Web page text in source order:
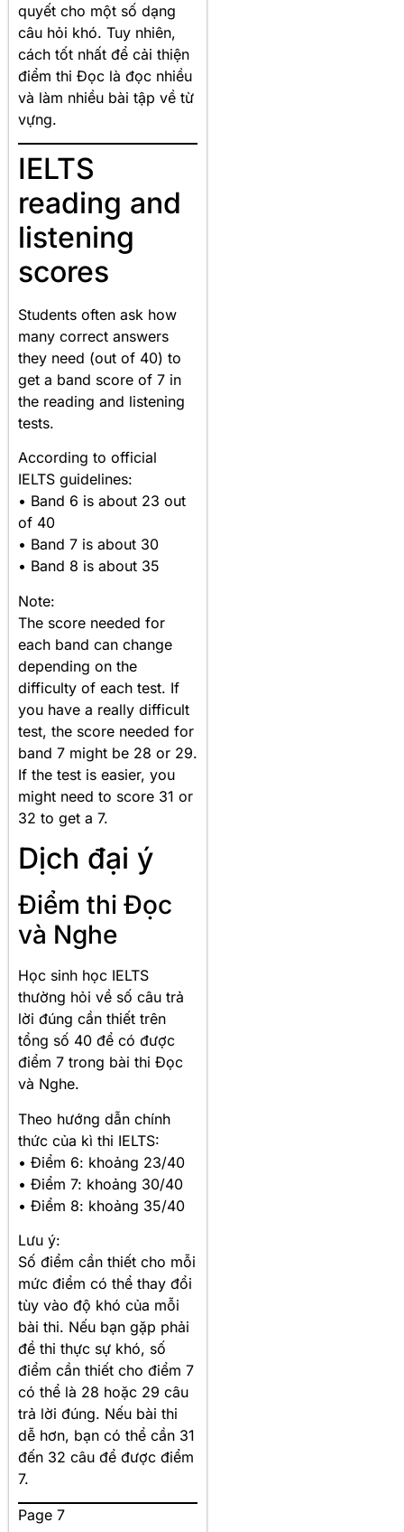
quyết cho một số dạng
câu hỏi khó. Tuy nhiên,
cách tốt nhất để cải thiện
điểm thi Đọc là đọc nhiều
và làm nhiều bài tập về từ
vựng.
IELTS
reading and
listening
scores
Students often ask how
many correct answers
they need (out of 40) to
get a band score of 7 in
the reading and listening
tests.
According to official
IELTS guidelines:
• Band 6 is about 23 out
of 40
• Band 7 is about 30
• Band 8 is about 35
Note:
The score needed for
each band can change
depending on the
difficulty of each test. If
you have a really difficult
test, the score needed for
band 7 might be 28 or 29.
If the test is easier, you
might need to score 31 or
32 to get a 7.
Dịch đại ý
Điểm thi Đọc
và Nghe
Học sinh học IELTS
thường hỏi về số câu trả
lời đúng cần thiết trên
tổng số 40 để có được
điểm 7 trong bài thi Đọc
và Nghe.
Theo hướng dẫn chính
thức của kì thi IELTS:
• Điểm 6: khoảng 23/40
• Điểm 7: khoảng 30/40
• Điểm 8: khoảng 35/40
Lưu ý:
Số điểm cần thiết cho mỗi
mức điểm có thể thay đổi
tùy vào độ khó của mỗi
bài thi. Nếu bạn gặp phải
đề thi thực sự khó, số
điểm cần thiết cho điểm 7
có thể là 28 hoặc 29 câu
trả lời đúng. Nếu bài thi
dễ hơn, bạn có thể cần 31
đến 32 câu để được điểm
7.
Page 7